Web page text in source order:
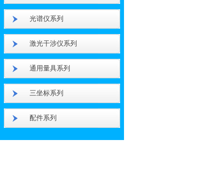
光谱仪系列
激光干涉仪系列
通用量具系列
三坐标系列
配件系列